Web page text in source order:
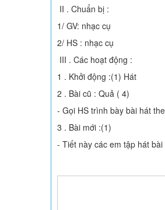
II . Chuẩn bị :
1/ GV: nhạc cụ
2/ HS : nhạc cụ
III . Các hoạt động :
1 . Khởi động :(1) Hát
2 . Bài cũ : Quả ( 4)
- Gọi HS trình bày bài hát
3 . Bài mới :(1)
- Tiết này các em tập hát